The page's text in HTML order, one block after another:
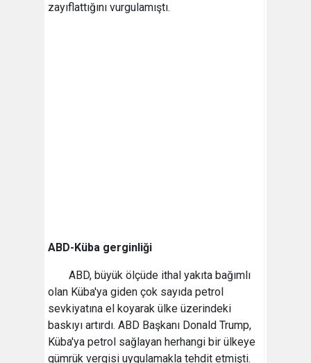
zayıflattığını vurgulamıştı.
ABD-Küba gerginliği
ABD, büyük ölçüde ithal yakıta bağımlı
olan Küba'ya giden çok sayıda petrol
sevkiyatına el koyarak ülke üzerindeki
baskıyı artırdı. ABD Başkanı Donald Trump,
Küba'ya petrol sağlayan herhangi bir ülkeye
gümrük vergisi uygulamakla tehdit etmişti.